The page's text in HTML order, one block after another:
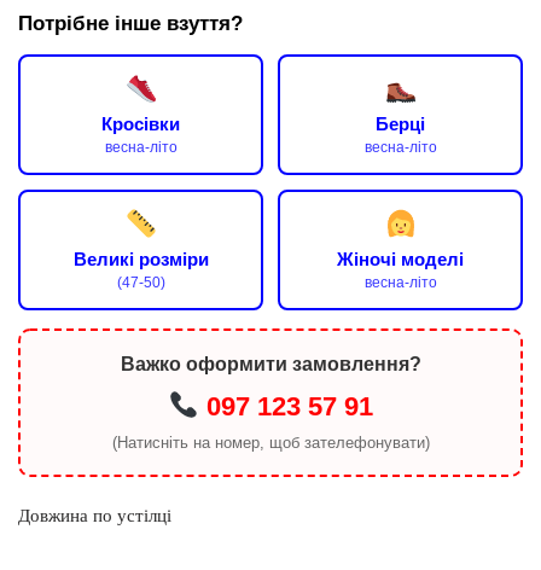
Потрібне інше взуття?
Кросівки
весна-літо
Берці
весна-літо
Великі розміри
(47-50)
Жіночі моделі
весна-літо
Важко оформити замовлення?
097 123 57 91
(Натисніть на номер, щоб зателефонувати)
Довжина по устілці